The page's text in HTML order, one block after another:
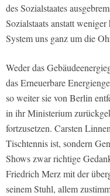
des Sozialstaates
Sozialstaats anstatt
System uns ganz um die
Weder das
das Erneuerbare
so weiter sie von Berlin
in ihr Ministerium
fortzusetzen. Carsten
Tischtennis ist, sondern
Shows zwar richtige
Friedrich Merz mit der
seinem Stuhl, allem